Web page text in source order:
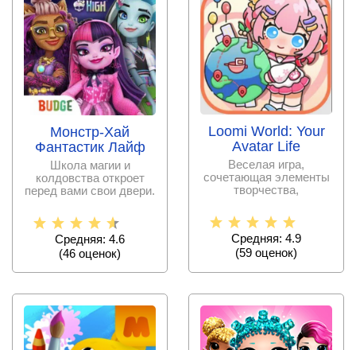
Монстр-Хай
Фантастик Лайф
Школа магии и
колдовства откроет
перед вами свои двери.
Средняя: 4.6
(46 оценок)
Loomi World: Your
Avatar Life
Веселая игра,
сочетающая элементы
творчества,
обучения,
Средняя: 4.9
(59 оценок)